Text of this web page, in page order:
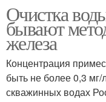
Очистка
бывают
железа
Концентрация
быть не более 0,3
скважинных водах